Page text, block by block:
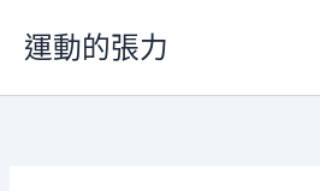
要
運動的張力